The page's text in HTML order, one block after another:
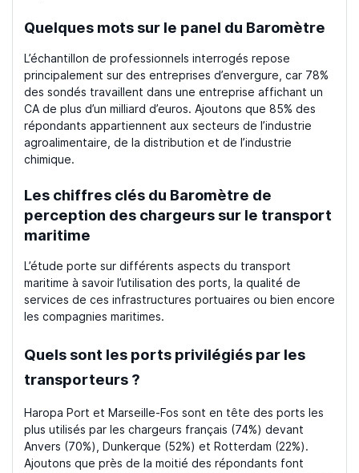
Quelques mots sur le panel du Baromètre
L’échantillon de professionnels interrogés repose
principalement sur des entreprises d’envergure, car 78%
des sondés travaillent dans une entreprise affichant un
CA de plus d’un milliard d’euros. Ajoutons que 85% des
répondants appartiennent aux secteurs de l’industrie
agroalimentaire, de la distribution et de l’industrie
chimique.
Les chiffres clés du Baromètre de
perception des chargeurs sur le transport
maritime
L’étude porte sur différents aspects du transport
maritime à savoir l’utilisation des ports, la qualité de
services de ces infrastructures portuaires ou bien encore
les compagnies maritimes.
Quels sont les ports privilégiés par les
transporteurs ?
Haropa Port et Marseille-Fos sont en tête des ports les
plus utilisés par les chargeurs français (74%) devant
Anvers (70%), Dunkerque (52%) et Rotterdam (22%).
Ajoutons que près de la moitié des répondants font